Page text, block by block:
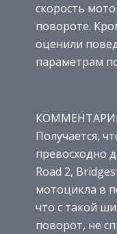
скорость
повороте.
оценили
параметрам
Получается,
превосходно
Road 2,
мотоцикла в
что с такой
поворот, не